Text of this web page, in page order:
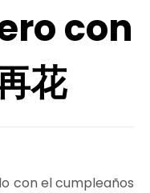
con
花
con el cumpleaños